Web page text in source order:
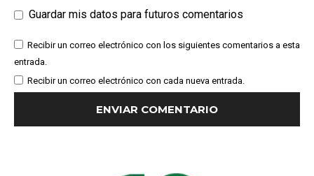
Guardar mis datos para futuros comentarios
Recibir un correo electrónico con los siguientes comentarios a esta
entrada.
Recibir un correo electrónico con cada nueva entrada.